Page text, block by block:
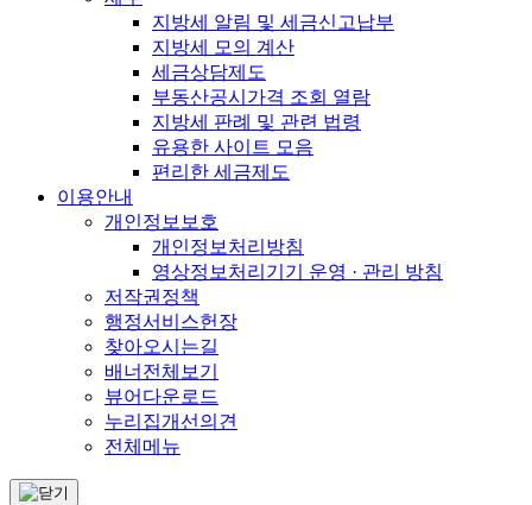
지방세 알림 및 세금신고납부
지방세 모의 계산
세금상담제도
부동산공시가격 조회 열람
지방세 판례 및 관련 법령
유용한 사이트 모음
편리한 세금제도
이용안내
개인정보보호
개인정보처리방침
영상정보처리기기 운영 · 관리 방침
저작권정책
행정서비스헌장
찾아오시는길
배너전체보기
뷰어다운로드
누리집개선의견
전체메뉴